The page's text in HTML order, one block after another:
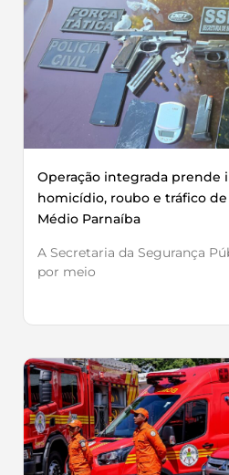
Operação integrada prende
homicídio, roubo e tráfico
Médio Parnaíba
A Secretaria da Segurança
por meio